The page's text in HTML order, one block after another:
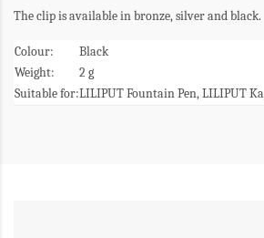
The clip is available in bronze, silver and black.
Colour:
Black
Weight:
2 g
Suitable for:LILIPUT Fountain Pen, LILIPUT